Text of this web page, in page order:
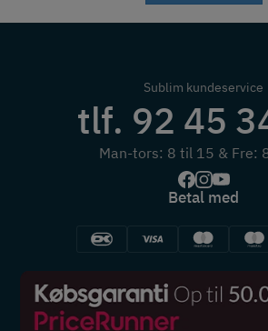
Sublim kundeservice
tlf. 92 45
Man-tors: 8 til 15 & Fre:
Betal med